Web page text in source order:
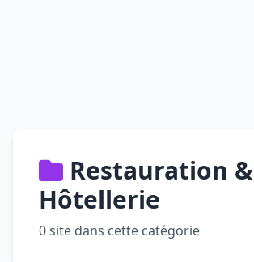
Restauration &
Hôtellerie
0 site dans cette catégorie